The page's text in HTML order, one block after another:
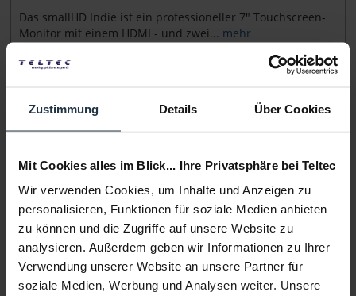
Zustimmung Details Über Cookies
Mit Cookies alles im Blick... Ihre Privatsphäre bei Teltec
Wir verwenden Cookies, um Inhalte und Anzeigen zu
personalisieren, Funktionen für soziale Medien anbieten
zu können und die Zugriffe auf unsere Website zu
analysieren. Außerdem geben wir Informationen zu Ihrer
Verwendung unserer Website an unsere Partner für
soziale Medien, Werbung und Analysen weiter. Unsere
Das smallHD Indie ist ein professioneller 7" Touchscreen-
Monitor mit einem HDMI - und zwei... mehr
Zubehör
Medien
Infos zu Hersteller & Produktsicherheit
Folgende Infos zum Hersteller sind verfübar......mehr